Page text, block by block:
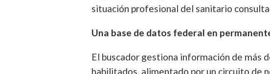
situación profesional del sanitario
Una base de datos federal en
El buscador gestiona información de más
habilitados, alimentado por un circuito de